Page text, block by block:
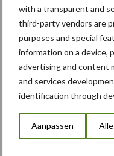
with a transparent and
third-party vendors are
purposes and special
information on a device,
advertising and content
and services
identification through
Aanpassen
Compost